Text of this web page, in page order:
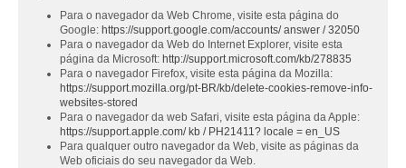
Para o navegador da Web Chrome, visite esta página do
Google: https://support.google.com/accounts/ answer / 32050
Para o navegador da Web do Internet Explorer, visite esta
página da Microsoft: http://support.microsoft.com/kb/278835
Para o navegador Firefox, visite esta página da Mozilla:
https://support.mozilla.org/pt-BR/kb/delete-cookies-remove-info-
websites-stored
Para o navegador da web Safari, visite esta página da Apple:
https://support.apple.com/ kb / PH21411? locale = en_US
Para qualquer outro navegador da Web, visite as páginas da
Web oficiais do seu navegador da Web.